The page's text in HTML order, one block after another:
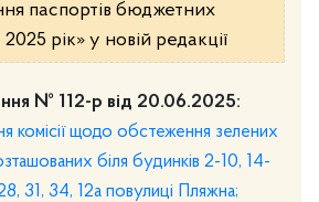
паспортів бюджетних
рік» у новій редакції
№ 112-р від 20.06.2025:
комісії щодо обстеження зелених
біля будинків 2-10, 14-
31, 34, 12а повулиці Пляжна;